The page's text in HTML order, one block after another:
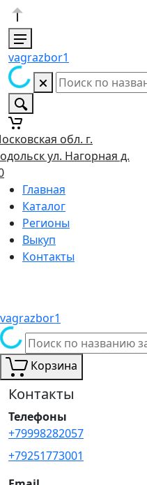
vagrazbor1
обл. г.
ул. Нагорная д.
Главная
Каталог
Регионы
Выкуп
Контакты
vagrazbor1
Корзина
Контакты
Телефоны
+79998282057
+79251773001